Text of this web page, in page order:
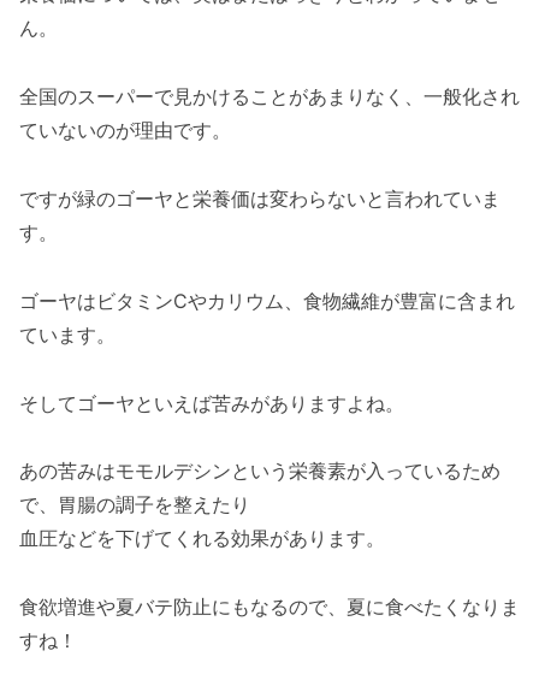
ん。
全国のスーパーで見かけることがあまりなく、一般化され
ていないのが理由です。
ですが緑のゴーヤと栄養価は変わらないと言われていま
す。
ゴーヤはビタミンCやカリウム、食物繊維が豊富に含まれ
ています。
そしてゴーヤといえば苦みがありますよね。
あの苦みはモモルデシンという栄養素が入っているため
で、胃腸の調子を整えたり
血圧などを下げてくれる効果があります。
食欲増進や夏バテ防止にもなるので、夏に食べたくなりま
すね！